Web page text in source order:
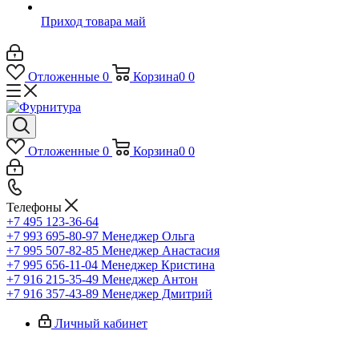
Приход товара май
Отложенные 0 Корзина0 0
Отложенные 0 Корзина0 0
Телефоны
+7 495 123-36-64
+7 993 695-80-97 Менеджер Ольга
+7 995 507-82-85 Менеджер Анастасия
+7 995 656-11-04 Менеджер Кристина
+7 916 215-35-49 Менеджер Антон
+7 916 357-43-89 Менеджер Дмитрий
Личный кабинет